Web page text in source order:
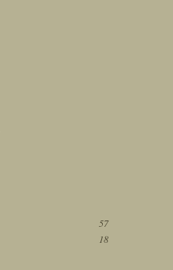
57
18